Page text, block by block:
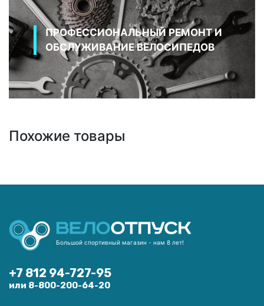
ПРОФЕССИОНАЛЬНЫЙ РЕМОНТ И
ОБСЛУЖИВАНИЕ ВЕЛОСИПЕДОВ
Похожие товары
Большой спортивный магазин - нам 8 лет!
+7 812 94-727-95
или 8-800-200-64-20